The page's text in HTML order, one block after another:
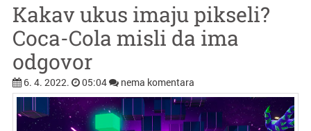
Kakav ukus imaju pikseli?
Coca-Cola misli da ima
odgovor
6. 4. 2022. 05:04 nema komentara